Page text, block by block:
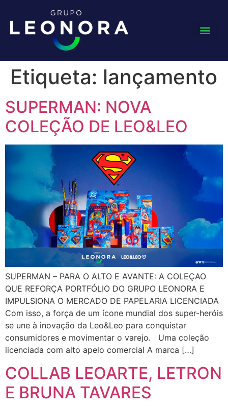
Etiqueta: lançamento
SUPERMAN: NOVA
COLEÇÃO DE LEO&LEO
SUPERMAN – PARA O ALTO E AVANTE: A COLEÇAO
QUE REFORÇA PORTFÓLIO DO GRUPO LEONORA E
IMPULSIONA O MERCADO DE PAPELARIA LICENCIADA
Com isso, a força de um ícone mundial dos super-heróis
se une à inovação da Leo&Leo para conquistar
consumidores e movimentar o varejo. Uma coleção
licenciada com alto apelo comercial A marca […]
COLLAB LEOARTE, LETRON
E BRUNA TAVARES